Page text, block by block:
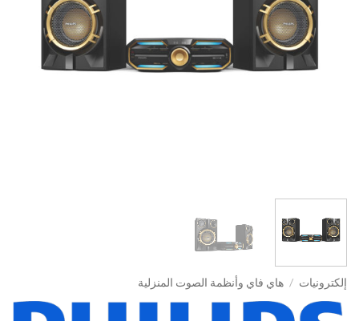
إلكترونيات / هاي فاي وأنظمة الصوت المنزلية